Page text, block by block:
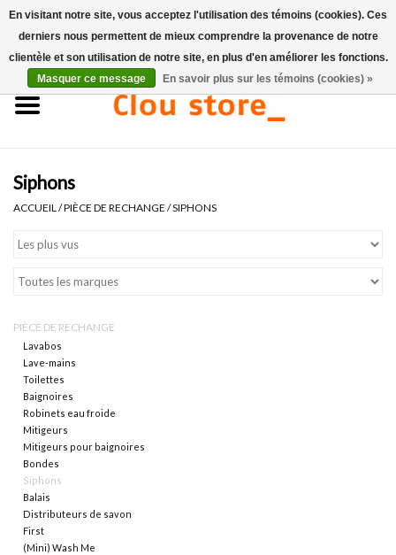
Accueil
Ensembles de lave-mains
Toilettes
Robinets & vidanges
Meubles
Miroirs
Accessoires de salle de bain
pièce de rechange
Siphons
ACCUEIL /PIÈCE DE RECHANGE /SIPHONS
PIÈCE DE RECHANGE
Lavabos
Lave-mains
Toilettes
Baignoires
Robinets eau froide
Mitigeurs
Mitigeurs pour baignoires
Bondes
Siphons
Balais
Distributeurs de savon
First
(Mini) Wash Me
En visitant notre site, vous acceptez l'utilisation des témoins (cookies). Ces
derniers nous permettent de mieux comprendre la provenance de notre
clientèle et son utilisation de notre site, en plus d'en améliorer les fonctions.
Masquer ce message
En savoir plus sur les témoins (cookies) »